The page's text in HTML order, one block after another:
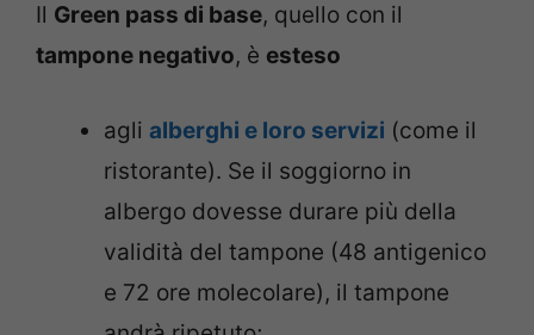
Il Green pass di base, quello con il
tampone negativo, è esteso
agli alberghi e loro servizi (come il
ristorante). Se il soggiorno in
albergo dovesse durare più della
validità del tampone (48 antigenico
e 72 ore molecolare), il tampone